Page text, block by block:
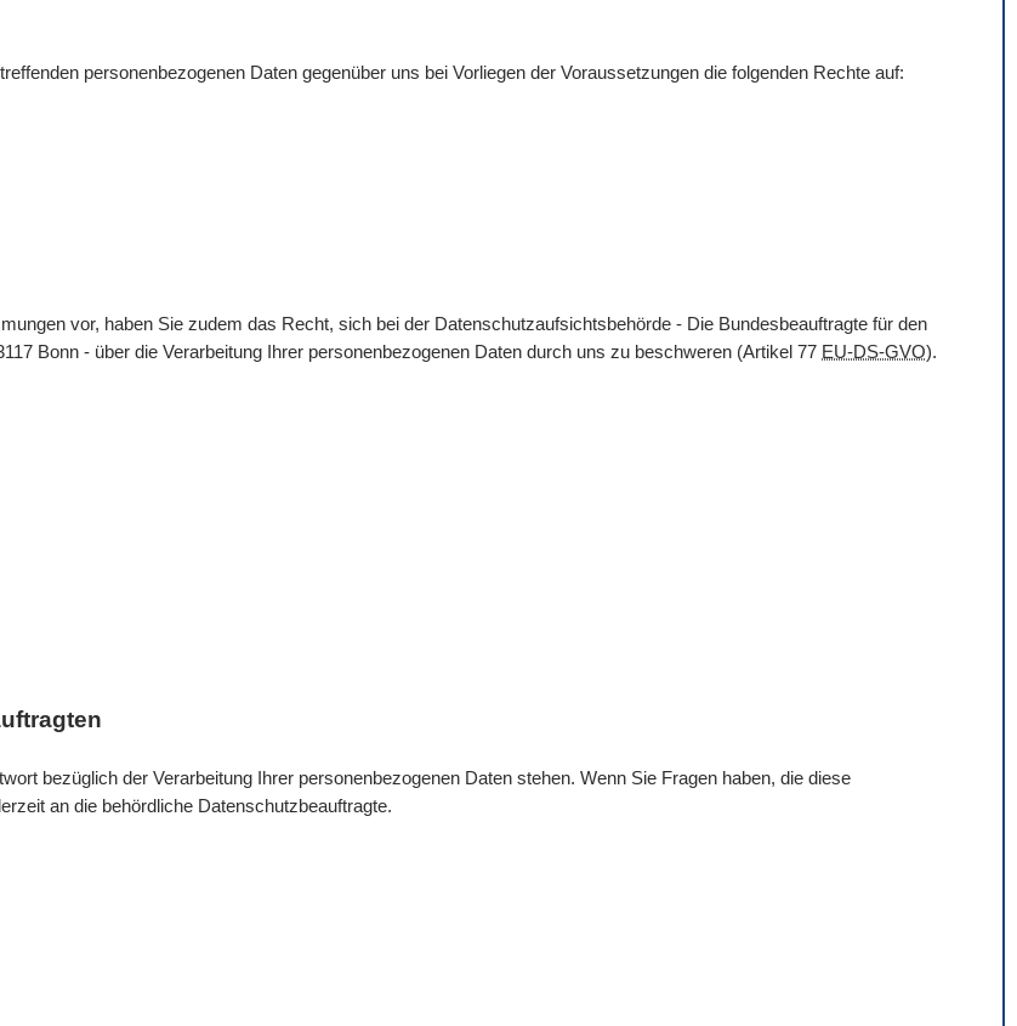
personenbezogenen Daten gegenüber uns bei Vorliegen der Voraussetzungen die folgenden Rechte auf:
vor, haben Sie zudem das Recht, sich bei der Datenschutzaufsichtsbehörde - Die Bundesbeauftragte für den
Bonn - über die Verarbeitung Ihrer personenbezogenen Daten durch uns zu beschweren (Artikel 77 EU-DS-GVO).
bezüglich der Verarbeitung Ihrer personenbezogenen Daten stehen. Wenn Sie Fragen haben, die diese
an die behördliche Datenschutzbeauftragte.